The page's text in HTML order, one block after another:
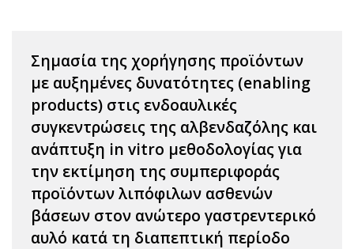
Σημασία της χορήγησης προϊόντων
με αυξημένες δυνατότητες (enabling
products) στις ενδοαυλικές
συγκεντρώσεις της αλβενδαζόλης και
ανάπτυξη in vitro μεθοδολογίας για
την εκτίμηση της συμπεριφοράς
προϊόντων λιπόφιλων ασθενών
βάσεων στον ανώτερο γαστρεντερικό
αυλό κατά τη διαπεπτική περίοδο